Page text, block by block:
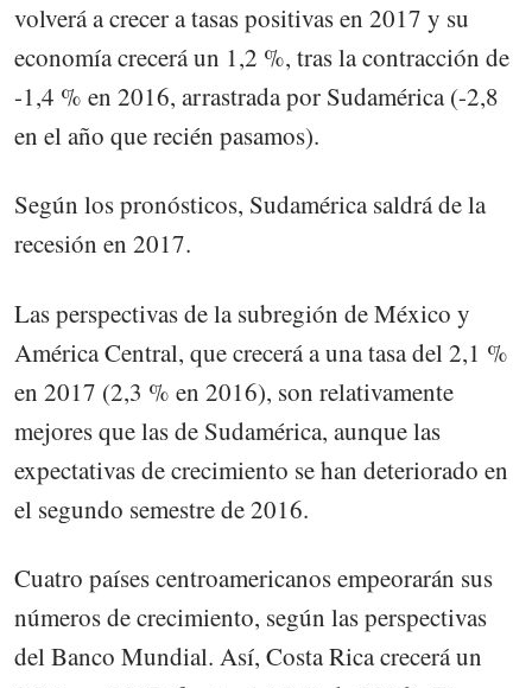
volverá a crecer a tasas positivas en 2017 y su
economía crecerá un 1,2 %, tras la contracción de
-1,4 % en 2016, arrastrada por Sudamérica (-2,8
en el año que recién pasamos).
Según los pronósticos, Sudamérica saldrá de la
recesión en 2017.
Las perspectivas de la subregión de México y
América Central, que crecerá a una tasa del 2,1 %
en 2017 (2,3 % en 2016), son relativamente
mejores que las de Sudamérica, aunque las
expectativas de crecimiento se han deteriorado en
el segundo semestre de 2016.
Cuatro países centroamericanos empeorarán sus
números de crecimiento, según las perspectivas
del Banco Mundial. Así, Costa Rica crecerá un